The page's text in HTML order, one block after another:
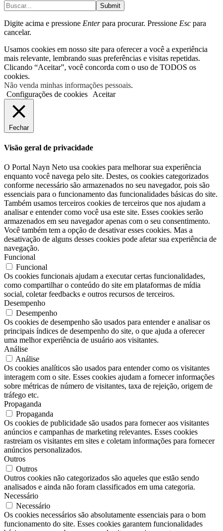
Submit
Digite acima e pressione Enterpara procurar. Pressione Esc para
cancelar.
Usamos cookies em nosso site para oferecer a você a experiência
mais relevante, lembrando suas preferências e visitas repetidas.
Clicando “Aceitar”, você concorda com o uso de TODOS os
cookies.
Não venda minhas informações pessoais.
Configurações de cookies
Aceitar
Fechar
Visão geral de privacidade
O Portal Nayn Neto usa cookies para melhorar sua experiência
enquanto você navega pelo site. Destes, os cookies categorizados
conforme necessário são armazenados no seu navegador, pois são
essenciais para o funcionamento das funcionalidades básicas do site.
Também usamos terceiros cookies de terceiros que nos ajudam a
analisar e entender como você usa este site. Esses cookies serão
armazenados em seu navegador apenas com o seu consentimento.
Você também tem a opção de desativar esses cookies. Mas a
desativação de alguns desses cookies pode afetar sua experiência de
navegação.
Funcional
Funcional
Os cookies funcionais ajudam a executar certas funcionalidades,
como compartilhar o conteúdo do site em plataformas de mídia
social, coletar feedbacks e outros recursos de terceiros.
Desempenho
Desempenho
Os cookies de desempenho são usados ​​para entender e analisar os
principais índices de desempenho do site, o que ajuda a oferecer
uma melhor experiência de usuário aos visitantes.
Análise
Análise
Os cookies analíticos são usados ​​para entender como os visitantes
interagem com o site. Esses cookies ajudam a fornecer informações
sobre métricas de número de visitantes, taxa de rejeição, origem de
tráfego etc.
Propaganda
Propaganda
Os cookies de publicidade são usados ​​para fornecer aos visitantes
anúncios e campanhas de marketing relevantes. Esses cookies
rastreiam os visitantes em sites e coletam informações para fornecer
anúncios personalizados.
Outros
Outros
Outros cookies não categorizados são aqueles que estão sendo
analisados ​​e ainda não foram classificados em uma categoria.
Necessário
Necessário
Os cookies necessários são absolutamente essenciais para o bom
funcionamento do site. Esses cookies garantem funcionalidades